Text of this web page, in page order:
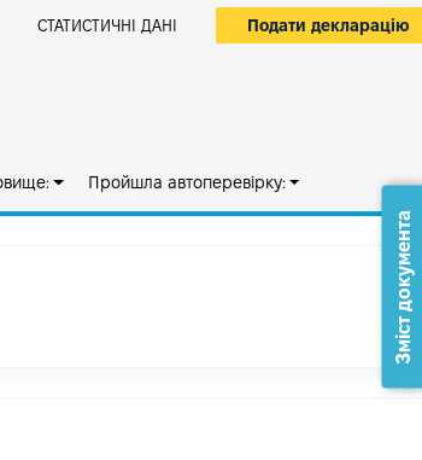
СТАТИСТИЧНІ ДАНІ Подати декларацію
Пройшла автоперевірку:
Зміст документа